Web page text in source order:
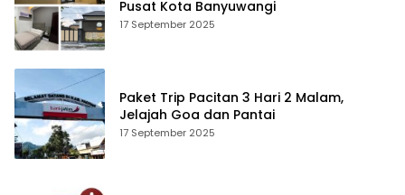
Pusat Kota Banyuwangi
17 September 2025
Paket Trip Pacitan 3 Hari 2 Malam,
Jelajah Goa dan Pantai
17 September 2025